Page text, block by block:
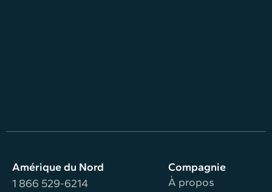
Amérique du Nord
1 866 529-6214
Compagnie
À propos